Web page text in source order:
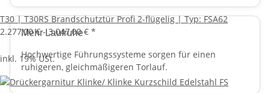
Mehr Laufruhe
Hochwertige Führungssysteme sorgen für einen
ruhigeren, gleichmäßigeren Torlauf.
T30 | T30RS Brandschutztür Profi 2-flügelig | Typ: FSA62
2.277,00 € -3.047,00 € *
inkl. 19% USt.